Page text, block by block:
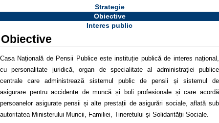
Strategie
Obiective
Interes public
Obiective
Casa Națională de Pensii Publice este instituție publică de interes național,
cu personalitate juridică, organ de specialitate al administrației publice
centrale care administrează sistemul public de pensii și sistemul de
asigurare pentru accidente de muncă și boli profesionale și care acordă
persoanelor asigurate pensii și alte prestații de asigurări sociale, aflată sub
autoritatea Ministerului Muncii, Familiei, Tineretului și Solidarității Sociale.